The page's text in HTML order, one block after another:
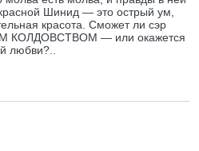
Шинид — это острый ум,
красота. Сможет ли сэр
КОЛДОВСТВОМ — или окажется
любви?..